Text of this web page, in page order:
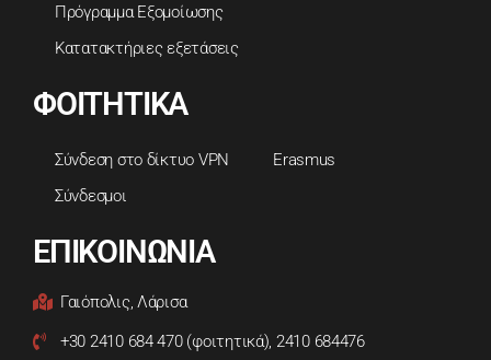
Πρόγραμμα Εξομοίωσης
Κατατακτήριες εξετάσεις
ΦΟΙΤΗΤΙΚΑ
Σύνδεση στο δίκτυο VPN
Erasmus
Σύνδεσμοι
ΕΠΙΚΟΙΝΩΝΙΑ
Γαιόπολις, Λάρισα
+30 2410 684 470 (φοιτητικά), 2410 684476